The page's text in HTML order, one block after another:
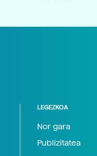
LEGEZKOA
Nor gara
Publizitatea